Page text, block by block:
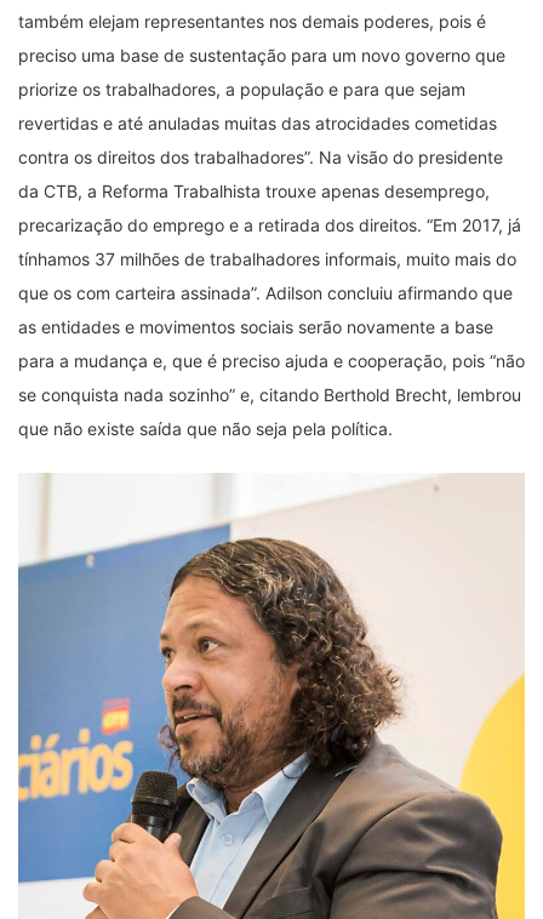
também elejam representantes nos demais poderes, pois é
preciso uma base de sustentação para um novo governo que
priorize os trabalhadores, a população e para que sejam
revertidas e até anuladas muitas das atrocidades cometidas
contra os direitos dos trabalhadores”. Na visão do presidente
da CTB, a Reforma Trabalhista trouxe apenas desemprego,
precarização do emprego e a retirada dos direitos. “Em 2017, já
tínhamos 37 milhões de trabalhadores informais, muito mais do
que os com carteira assinada”. Adilson concluiu afirmando que
as entidades e movimentos sociais serão novamente a base
para a mudança e, que é preciso ajuda e cooperação, pois “não
se conquista nada sozinho” e, citando Berthold Brecht, lembrou
que não existe saída que não seja pela política.